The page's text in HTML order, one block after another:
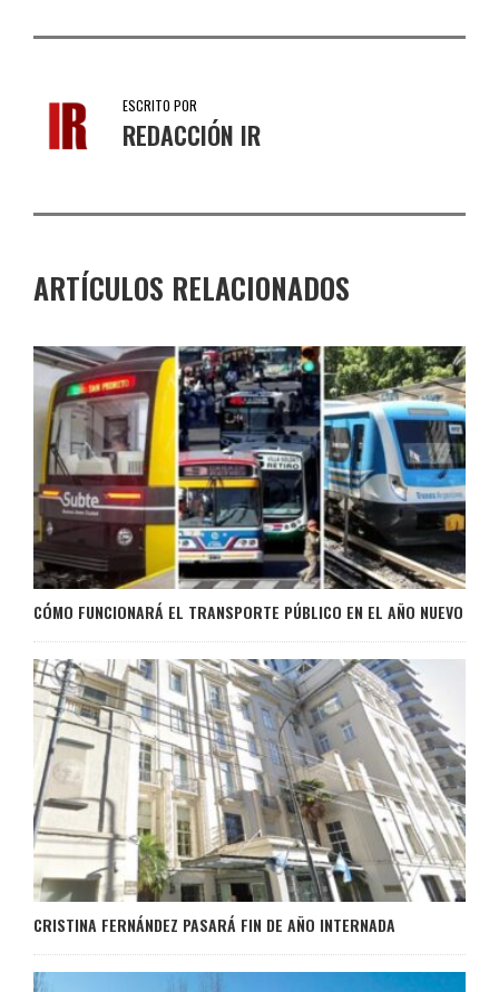
ESCRITO POR
REDACCIÓN IR
ARTÍCULOS RELACIONADOS
CÓMO FUNCIONARÁ EL TRANSPORTE PÚBLICO EN EL AÑO NUEVO
CRISTINA FERNÁNDEZ PASARÁ FIN DE AÑO INTERNADA